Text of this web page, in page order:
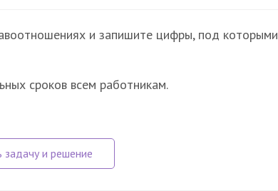
и запишите цифры, под которыми
сроков всем работникам.